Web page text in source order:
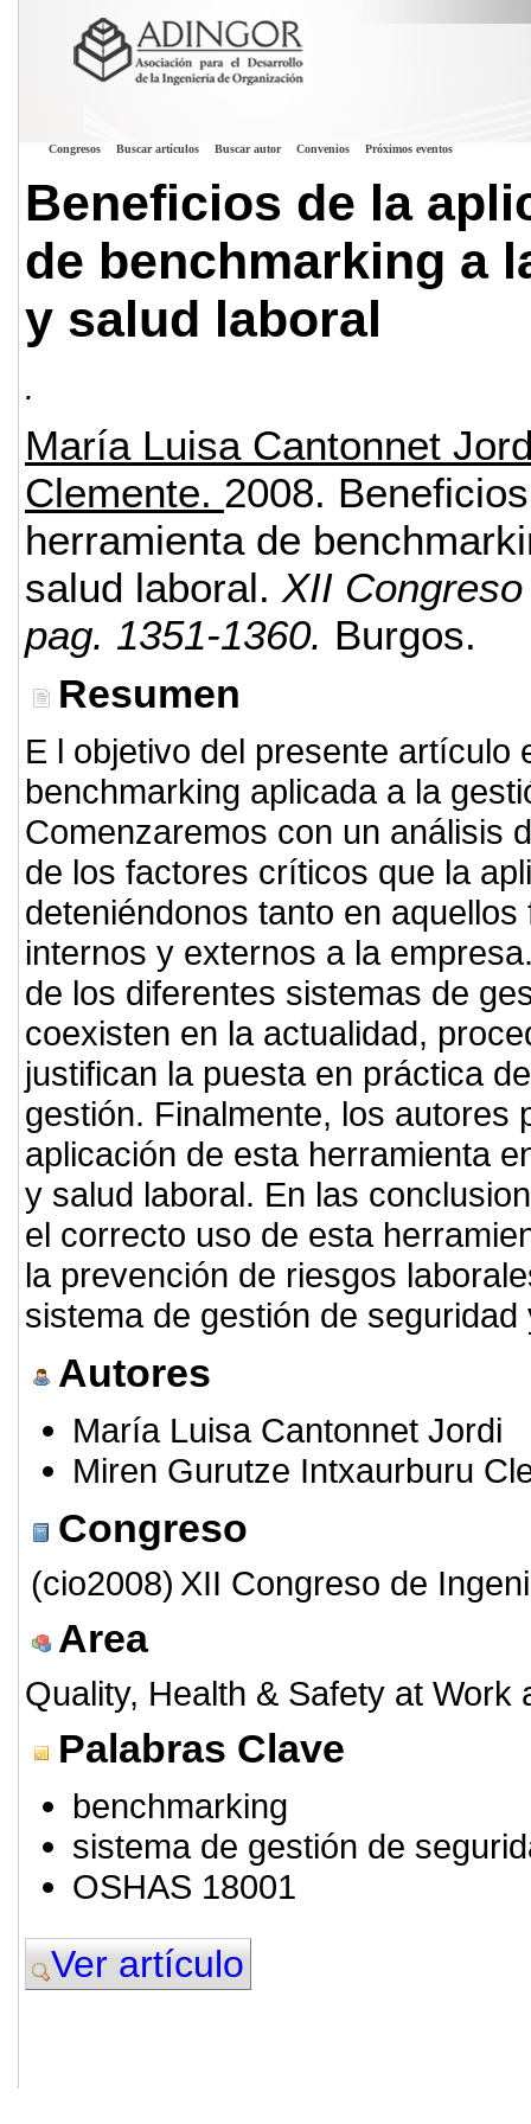
Congresos Buscar artículos Buscar autor Convenios Próximos eventos
Beneficios de la
de benchmarking a
y salud laboral
.
María Luisa Cantonnet
Clemente. 2008.
herramienta de
salud laboral. XII
pag. 1351-1360. Burgos.
Resumen
E l objetivo del presente artículo
benchmarking aplicada a la
Comenzaremos con un análisis
de los factores críticos que la
deteniéndonos tanto en
internos y externos a la
de los diferentes sistemas de
coexisten en la actualidad,
justifican la puesta en práctica
gestión. Finalmente, los autores
aplicación de esta herramienta
y salud laboral. En las
el correcto uso de esta
la prevención de riesgos
sistema de gestión de
Autores
María Luisa Cantonnet Jordi
Miren Gurutze Intxaurburu
Congreso
(cio2008) XII Congreso de
Area
Quality, Health & Safety at Work
Palabras Clave
benchmarking
sistema de gestión de
OSHAS 18001
Ver artículo